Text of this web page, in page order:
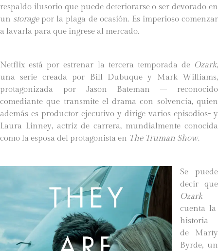
respaldo ilusorio que puede deteriorarse o ser devorado en
un storagepor la plaga de ocasión. Es imperioso comenzar
a lavarla para que ingrese al mercado.
Netflix está por estrenar la tercera temporada de Ozark,
una serie creada por Bill Dubuque y Mark Williams,
protagonizada por Jason Bateman – reconocido
comediante que transmite el drama con solvencia, quien
además es productor ejecutivo y dirige varios episodios- y
Laura Linney, actriz de carrera, mundialmente conocida
como la esposa del protagonista en The Truman Show.
Se puede
decir que
Ozark
cuenta la
historia
de Marty
Byrde, un